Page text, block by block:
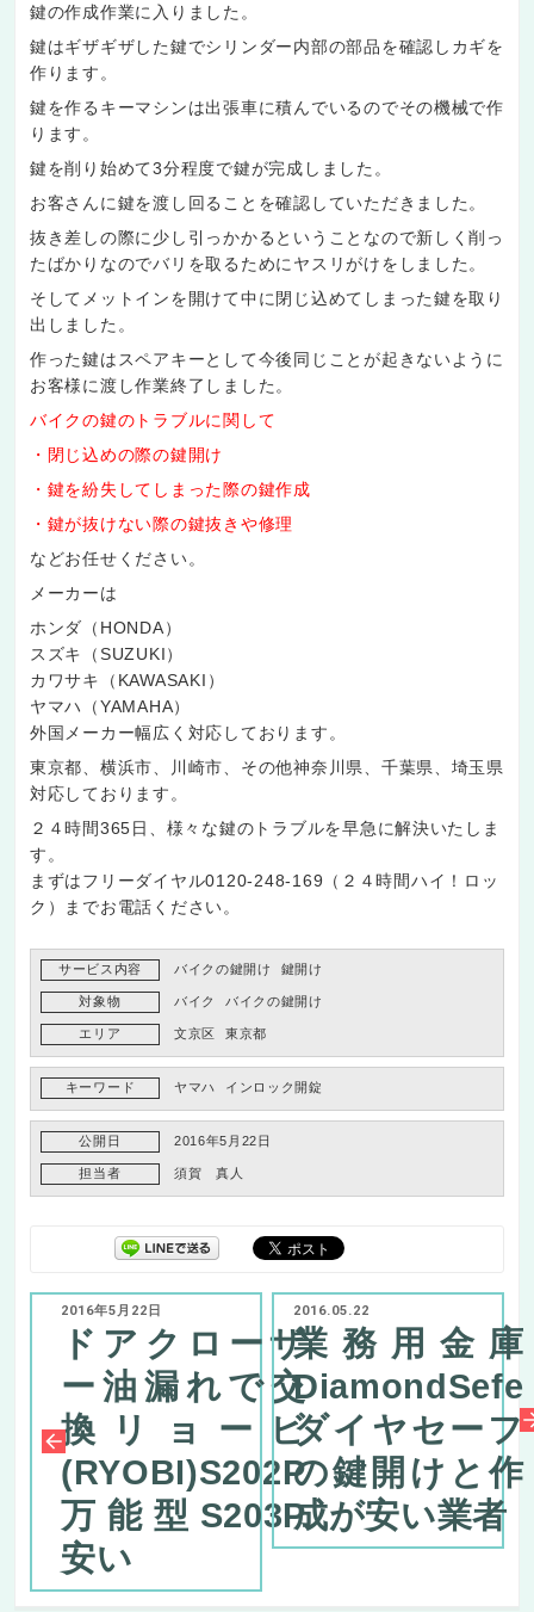
鍵の作成作業に入りました。
鍵はギザギザした鍵でシリンダー内部の部品を確認しカギを
作ります。
鍵を作るキーマシンは出張車に積んでいるのでその機械で作
ります。
鍵を削り始めて3分程度で鍵が完成しました。
お客さんに鍵を渡し回ることを確認していただきました。
抜き差しの際に少し引っかかるということなので新しく削っ
たばかりなのでバリを取るためにヤスリがけをしました。
そしてメットインを開けて中に閉じ込めてしまった鍵を取り
出しました。
作った鍵はスペアキーとして今後同じことが起きないように
お客様に渡し作業終了しました。
バイクの鍵のトラブルに関して
・閉じ込めの際の鍵開け
・鍵を紛失してしまった際の鍵作成
・鍵が抜けない際の鍵抜きや修理
などお任せください。
メーカーは
ホンダ（HONDA）
スズキ（SUZUKI）
カワサキ（KAWASAKI）
ヤマハ（YAMAHA）
外国メーカー幅広く対応しております。
東京都、横浜市、川崎市、その他神奈川県、千葉県、埼玉県
対応しております。
２４時間365日、様々な鍵のトラブルを早急に解決いたしま
す。
まずはフリーダイヤル0120-248-169（２４時間ハイ！ロッ
ク）までお電話ください。
サービス内容 バイクの鍵開け 鍵開け
対象物 バイク バイクの鍵開け
エリア 文京区 東京都
キーワード ヤマハ インロック開錠
公開日 2016年5月22日
担当者 須賀 真人
2016年5月22日
ドアクローザ
ー油漏れで交
換リョービ
(RYOBI)S202P
万能型S203P
安い
2016.05.22
業務用金庫
DiamondSefe
ダイヤセーフ
の鍵開けと作
成が安い業者